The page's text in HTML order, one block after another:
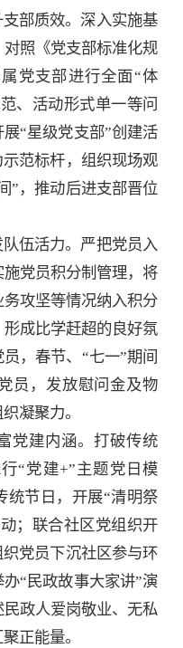
部质效。深入实施基
照《党支部标准化规
党支部进行全面“体
、活动形式单一等问
“星级党支部”创建活
范标杆，组织现场观
”，推动后进支部晋位
伍活力。严把党员入
党员积分制管理，将
攻坚等情况纳入积分
成比学赶超的良好氛
，春节、“七一”期间
员，发放慰问金及物
凝聚力。
党建内涵。打破传统
“党建+”主题党日模
统节日，开展“清明祭
；联合社区党组织开
党员下沉社区参与环
“民政故事大家讲”演
政人爱岗敬业、无私
正能量。